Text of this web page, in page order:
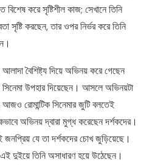
করে সৃষ্টিশীল কাজ; সেখানে তিনি
সৃষ্টি করছেন, তার ওপর নির্ভর করে তিনি
বৈশিষ্ট্য দিয়ে অভিনয় করে গেছেন
উপহার দিয়েছেন। আসলে অভিনয়টা
রোমান্টিক সিনেমার জুটি বলতেই
অভিনয় দ্বারা মুগ্ধ করেছেন দর্শকদের।
জনপ্রিয় যে তা দর্শকদের চোখ জুড়িয়েছে।
এই দুইয়ে তিনি অসাধারণ হয়ে উঠেছেন।